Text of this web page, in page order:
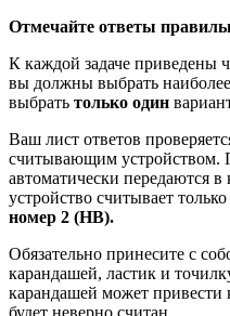
Отмечайте ответы
К каждой задаче приведены
вы должны выбрать
выбрать только один
Ваш лист ответов
считывающим устройством.
автоматически передаются
устройство считывает
номер 2 (НВ).
Обязательно принесите с
карандашей, ластик и
карандашей может привести
будет неверно считан.